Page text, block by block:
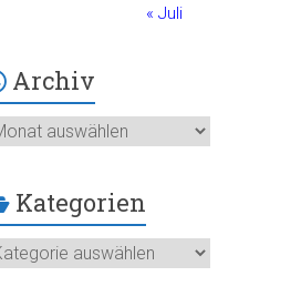
« Juli
Archiv
Kategorien